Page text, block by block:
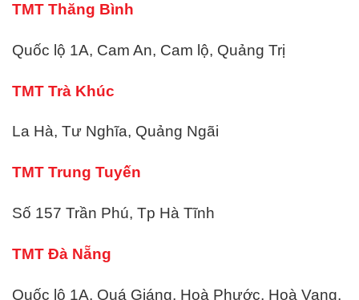
TMT Thăng Bình
Quốc lộ 1A, Cam An, Cam lộ, Quảng Trị
TMT Trà Khúc
La Hà, Tư Nghĩa, Quảng Ngãi
TMT Trung Tuyến
Số 157 Trần Phú, Tp Hà Tĩnh
TMT Đà Nẵng
Quốc lộ 1A, Quá Giáng, Hoà Phước, Hoà Vang,